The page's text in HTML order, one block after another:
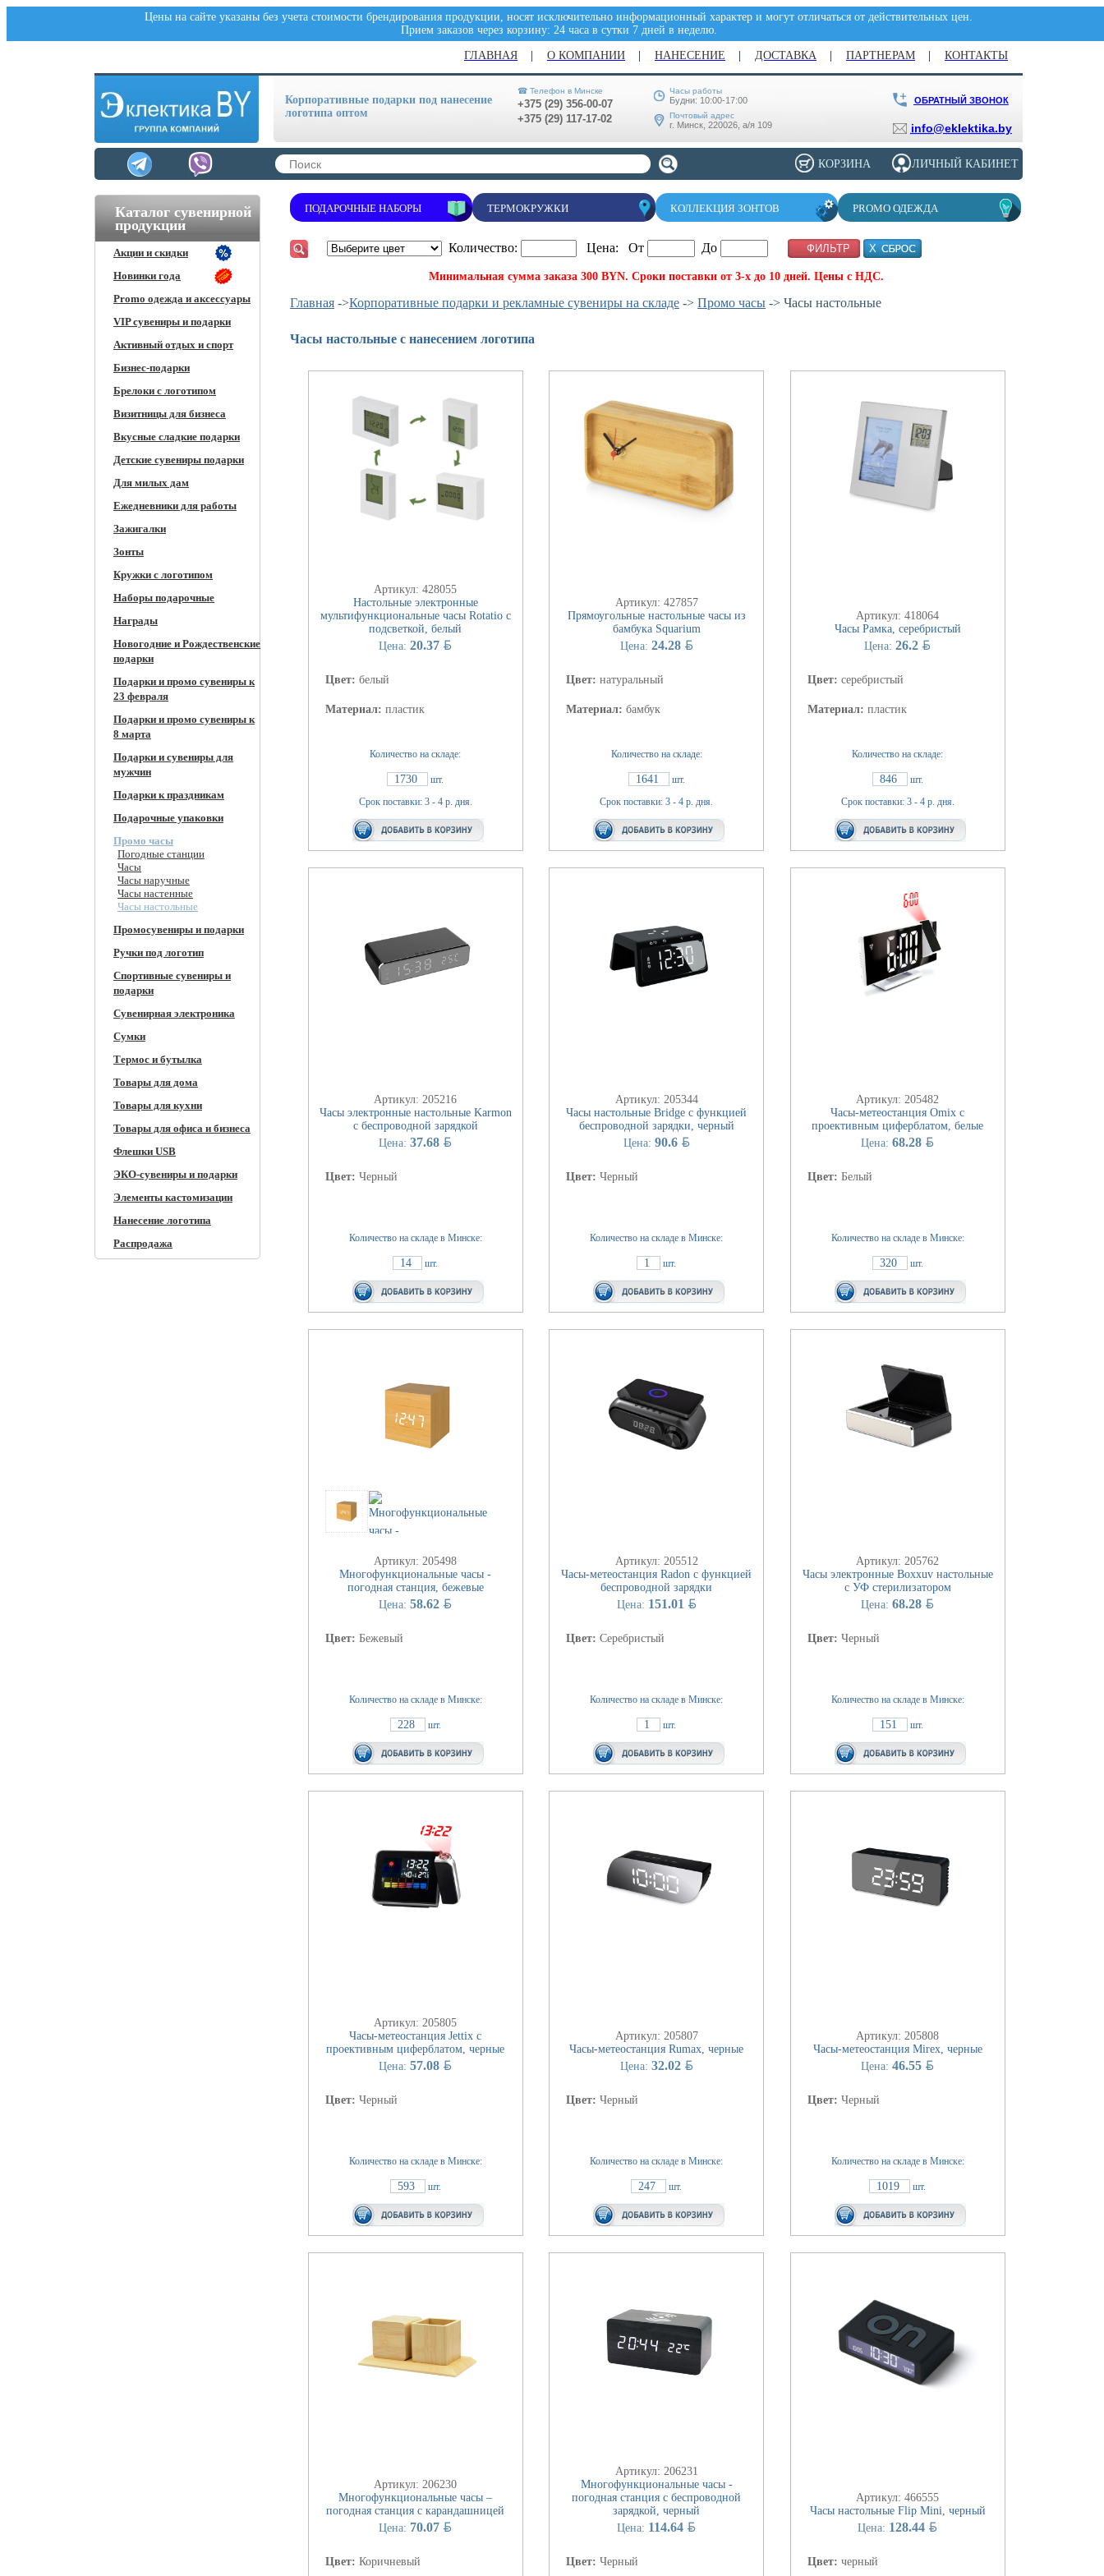
Цены на сайте указаны без учета стоимости брендирования продукции, носят исключительно информационный характер и могут отличаться от действительных цен.
Прием заказов через корзину: 24 часа в сутки 7 дней в неделю.
ГЛАВНАЯ О КОМПАНИИ НАНЕСЕНИЕ ДОСТАВКА ПАРТНЕРАМ КОНТАКТЫ
Корпоративные подарки под нанесение
логотипа оптом
☎ Телефон в Минске
+375 (29) 356-00-07
+375 (29) 117-17-02
Часы работы
Будни: 10:00-17:00
Почтовый адрес
г. Минск, 220026, а/я 109
ОБРАТНЫЙ ЗВОНОК
info@eklektika.by
Каталог сувенирной
продукции
Акции и скидки
Новинки года
Promo одежда и аксессуары
VIP сувениры и подарки
Активный отдых и спорт
Бизнес-подарки
Брелоки с логотипом
Визитницы для бизнеса
Вкусные сладкие подарки
Детские сувениры подарки
Для милых дам
Ежедневники для работы
Зажигалки
Зонты
Кружки c логотипом
Наборы подарочные
Награды
Новогодние и Рождественские
подарки
Подарки и промо сувениры к
23 февраля
Подарки и промо сувениры к
8 марта
Подарки и сувениры для
мужчин
Подарки к праздникам
Подарочные упаковки
Промо часы
Погодные станции
Часы
Часы наручные
Часы настенные
Часы настольные
Промосувениры и подарки
Ручки под логотип
Спортивные сувениры и
подарки
Сувенирная электроника
Сумки
Термос и бутылка
Товары для дома
Товары для кухни
Товары для офиса и бизнеса
Флешки USB
ЭКО-сувениры и подарки
Элементы кастомизации
Нанесение логотипа
Распродажа
ПОДАРОЧНЫЕ НАБОРЫ ТЕРМОКРУЖКИ КОЛЛЕКЦИЯ ЗОНТОВ PROMO ОДЕЖДА
Количество: Цена: От До
Минимальная сумма заказа 300 BYN. Сроки поставки от 3-х до 10 дней. Цены с НДС.
Главная ->Корпоративные подарки и рекламные сувениры на складе -> Промо часы -> Часы настольные
Часы настольные с нанесением логотипа
Артикул: 428055
Настольные электронные
мультифункциональные часы Rotatio с
подсветкой, белый
Цена: 20.37 BYN
Цвет: белый
Материал: пластик
Количество на складе:
1730
шт.
Срок поставки: 3 - 4 р. дня.
Артикул: 427857
Прямоугольные настольные часы из
бамбука Squarium
Цена: 24.28 BYN
Цвет: натуральный
Материал: бамбук
Количество на складе:
1641
шт.
Срок поставки: 3 - 4 р. дня.
Артикул: 418064
Часы Рамка, серебристый
Цена: 26.2 BYN
Цвет: серебристый
Материал: пластик
Количество на складе:
846
шт.
Срок поставки: 3 - 4 р. дня.
Артикул: 205216
Часы электронные настольные Karmon
с беспроводной зарядкой
Цена: 37.68 BYN
Цвет: Черный
Количество на складе в Минске:
14 шт.
Артикул: 205344
Часы настольные Bridge с функцией
беспроводной зарядки, черный
Цена: 90.6 BYN
Цвет: Черный
Количество на складе в Минске:
1 шт.
Артикул: 205482
Часы-метеостанция Omix с
проективным циферблатом, белые
Цена: 68.28 BYN
Цвет: Белый
Количество на складе в Минске:
320 шт.
Артикул: 205498
Многофункциональные часы -
погодная станция, бежевые
Цена: 58.62 BYN
Цвет: Бежевый
Количество на складе в Минске:
228 шт.
Артикул: 205512
Часы-метеостанция Radon с функцией
беспроводной зарядки
Цена: 151.01 BYN
Цвет: Серебристый
Количество на складе в Минске:
1 шт.
Артикул: 205762
Часы электронные Boxxuv настольные
с УФ стерилизатором
Цена: 68.28 BYN
Цвет: Черный
Количество на складе в Минске:
151 шт.
Артикул: 205805
Часы-метеостанция Jettix с
проективным циферблатом, черные
Цена: 57.08 BYN
Цвет: Черный
Количество на складе в Минске:
593 шт.
Артикул: 205807
Часы-метеостанция Rumax, черные
Цена: 32.02 BYN
Цвет: Черный
Количество на складе в Минске:
247 шт.
Артикул: 205808
Часы-метеостанция Mirex, черные
Цена: 46.55 BYN
Цвет: Черный
Количество на складе в Минске:
1019 шт.
Артикул: 206230
Многофункциональные часы –
погодная станция с карандашницей
Цена: 70.07 BYN
Цвет: Коричневый
Артикул: 206231
Многофункциональные часы -
погодная станция с беспроводной
зарядкой, черный
Цена: 114.64 BYN
Цвет: Черный
Артикул: 466555
Часы настольные Flip Mini, черный
Цена: 128.44 BYN
Цвет: черный
ЛИЧНЫЙ КАБИНЕТ
КОРЗИНА